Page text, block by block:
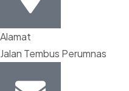
Alamat
Jalan Tembus Perumnas